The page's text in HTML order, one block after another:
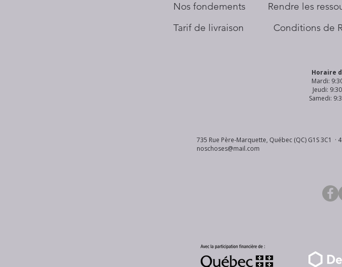
Nos fondements
Tarif de livraison
​Rendre les
Conditions de
Horaire
Mardi:
Jeudi:
Samedi:
735 Rue Père-Marquette, Québec (QC) G1S 3C1 ·
noschoses@mail.com